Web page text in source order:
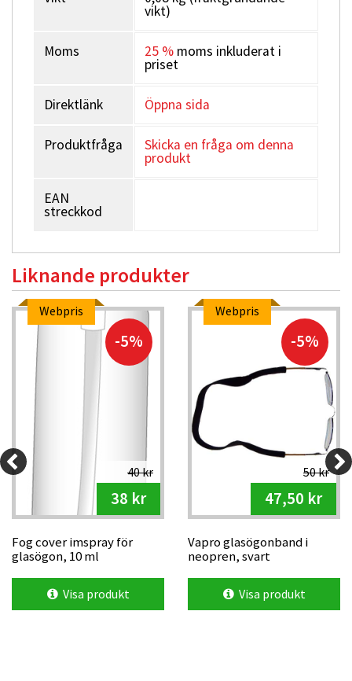
vikt)
Moms 25 % moms inkluderat i
priset
Direktlänk Öppna sida
Produktfråga Skicka en fråga om denna
produkt
EAN
streckkod
Liknande produkter
Webpris
-5%
40 kr
38 kr
Fog cover imspray för
glasögon, 10 ml
Visa produkt
Webpris
-5%
50 kr
47,50 kr
Vapro glasögonband i
neopren, svart
Visa produkt